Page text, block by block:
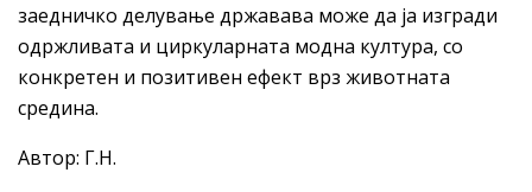
заедничко делување државава може да ја изгради
одржливата и циркуларната модна култура, со
конкретен и позитивен ефект врз животната
средина.
Автор: Г.Н.